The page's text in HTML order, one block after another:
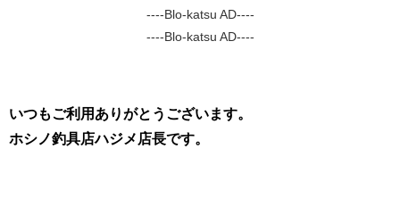
----Blo-katsu AD----
----Blo-katsu AD----
いつもご利用ありがとうございます。
ホシノ釣具店ハジメ店長です。